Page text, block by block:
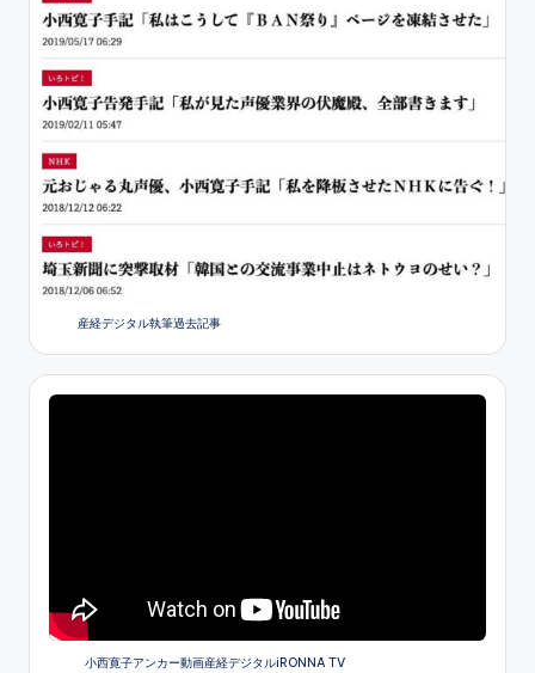
産経デジタル執筆過去記事
小西寛子アンカー動画産経デジタルiRONNA TV